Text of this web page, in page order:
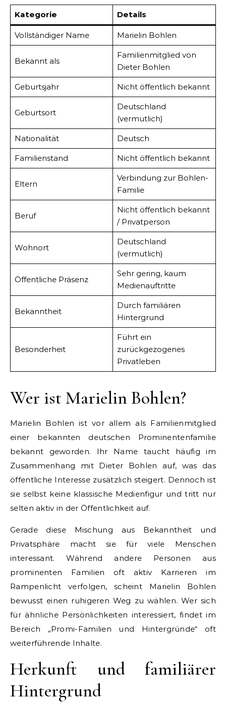
Kategorie Details
Vollständiger Name Marielin Bohlen
Bekannt als
Familienmitglied von
Dieter Bohlen
Geburtsjahr Nicht öffentlich bekannt
Geburtsort
Deutschland
(vermutlich)
Nationalität Deutsch
Familienstand Nicht öffentlich bekannt
Eltern
Verbindung zur Bohlen-
Familie
Beruf
Nicht öffentlich bekannt
/ Privatperson
Wohnort
Deutschland
(vermutlich)
Öffentliche Präsenz
Sehr gering, kaum
Medienauftritte
Bekanntheit
Durch familiären
Hintergrund
Besonderheit
Führt ein
zurückgezogenes
Privatleben
Wer ist Marielin Bohlen?
Marielin Bohlen ist vor allem als Familienmitglied
einer bekannten deutschen Prominentenfamilie
bekannt geworden. Ihr Name taucht häufig im
Zusammenhang mit Dieter Bohlen auf, was das
öffentliche Interesse zusätzlich steigert. Dennoch ist
sie selbst keine klassische Medienfigur und tritt nur
selten aktiv in der Öffentlichkeit auf.
Gerade diese Mischung aus Bekanntheit und
Privatsphäre macht sie für viele Menschen
interessant. Während andere Personen aus
prominenten Familien oft aktiv Karrieren im
Rampenlicht verfolgen, scheint Marielin Bohlen
bewusst einen ruhigeren Weg zu wählen. Wer sich
für ähnliche Persönlichkeiten interessiert, findet im
Bereich „Promi-Familien und Hintergründe“ oft
weiterführende Inhalte.
Herkunft und familiärer
Hintergrund